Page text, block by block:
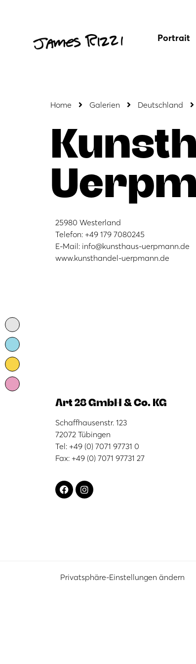
Portrait
Home Galerien Deutschland
25980 Westerland
Telefon: +49 179 7080245
E-Mail: info@kunsthaus-uerpmann.de
www.kunsthandel-uerpmann.de
Art 28 GmbH & Co. KG
Schaffhausenstr. 123
72072 Tübingen
Tel: +49 (0) 7071 97731 0
Fax: +49 (0) 7071 97731 27
Privatsphäre-Einstellungen ändern